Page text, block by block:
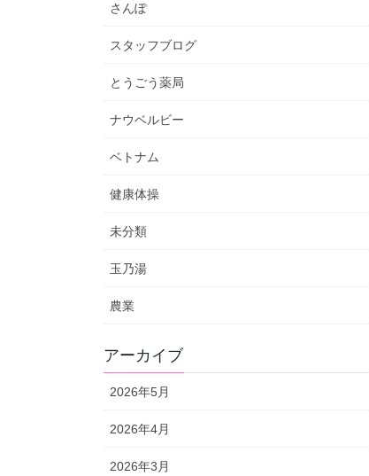
さんぽ
スタッフブログ
とうごう薬局
ナウベルビー
ベトナム
健康体操
未分類
玉乃湯
農業
アーカイブ
2026年5月
2026年4月
2026年3月